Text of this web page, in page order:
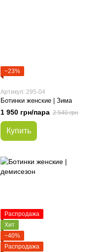
−23%
Артикул: 295-04
Ботинки женские | Зима
1 950 грн/пара 2 540 грн
Купить
Распродажа
Хит
−40%
Распродажа